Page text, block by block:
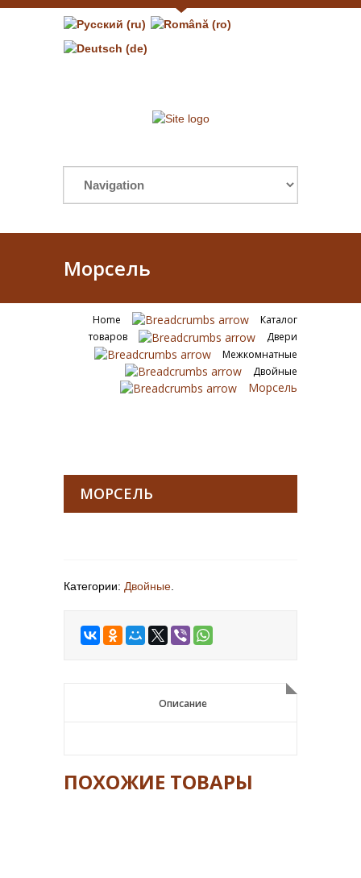
Морсель
Home
Каталог
товаров
Двери
Межкомнатные
Двойные
Морсель
МОРСЕЛЬ
Категории: Двойные.
Описание
Описание
ПОХОЖИЕ ТОВАРЫ